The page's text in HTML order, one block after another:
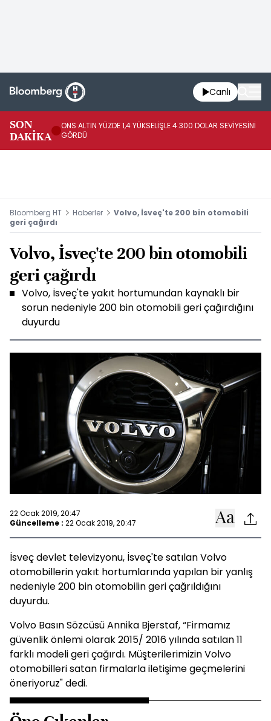
Canlı
SON
DAKİKA
ONS ALTIN YÜZDE 1,4 YÜKSELİŞLE 4.300 DOLAR SEVİYESİNİ
GÖRDÜ
Bloomberg HT Haberler
Volvo, İsveç'te 200 bin otomobili
geri çağırdı
Volvo, İsveç'te 200 bin otomobili
geri çağırdı
Volvo, İsveç'te yakıt hortumundan kaynaklı bir
sorun nedeniyle 200 bin otomobili geri çağırdığını
duyurdu
22 Ocak 2019, 20:47
Güncelleme : 22 Ocak 2019, 20:47
İsveç devlet televizyonu, İsveç'te satılan Volvo
otomobillerin yakıt hortumlarında yapılan bir yanlış
nedeniyle 200 bin otomobilin geri çağrıldığını
duyurdu.
Volvo Basın Sözcüsü Annika Bjerstaf, “Firmamız
güvenlik önlemi olarak 2015/ 2016 yılında satılan 11
farklı modeli geri çağırdı. Müşterilerimizin Volvo
otomobilleri satan firmalarla iletişime geçmelerini
öneriyoruz" dedi.